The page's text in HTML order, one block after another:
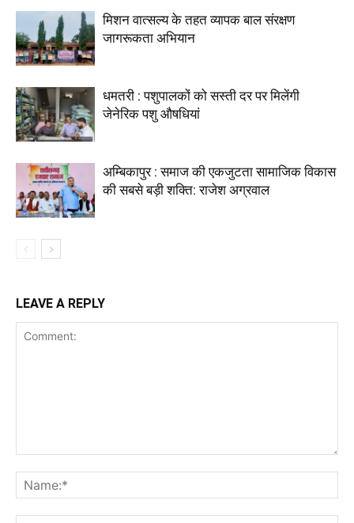
मिशन वात्सल्य के तहत व्यापक बाल संरक्षण
जागरूकता अभियान
धमतरी : पशुपालकों को सस्ती दर पर मिलेंगी
जेनेरिक पशु औषधियां
अम्बिकापुर : समाज की एकजुटता सामाजिक विकास
की सबसे बड़ी शक्ति: राजेश अग्रवाल
LEAVE A REPLY